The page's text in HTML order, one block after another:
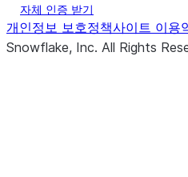
자체 인증 받기
개인정보 보호정책사이트 이용
Snowflake, Inc. All Rights